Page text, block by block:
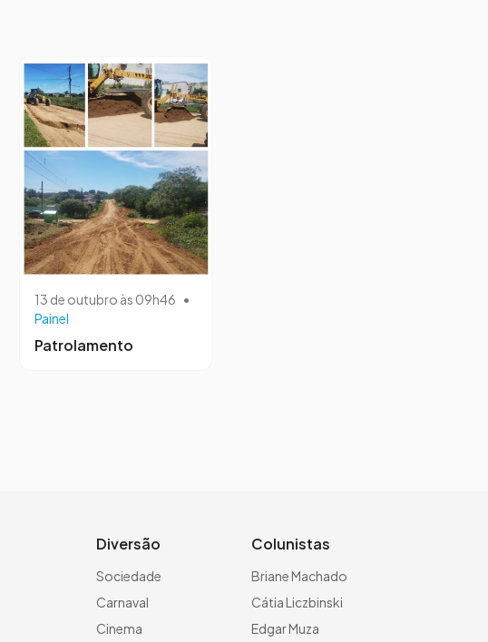
13 de outubro às 09h46 •
Painel
Patrolamento
Diversão
Sociedade
Carnaval
Cinema
Colunistas
Briane Machado
Cátia Liczbinski
Edgar Muza